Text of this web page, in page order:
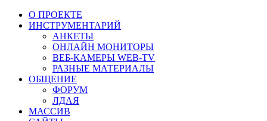
О ПРОЕКТЕ
ИНСТРУМЕНТАРИЙ
АНКЕТЫ
ОНЛАЙН МОНИТОРЫ
ВЕБ-КАМЕРЫ WEB-TV
РАЗНЫЕ МАТЕРИАЛЫ
ОБЩЕНИЕ
ФОРУМ
ЛДАЯ
МАССИВ